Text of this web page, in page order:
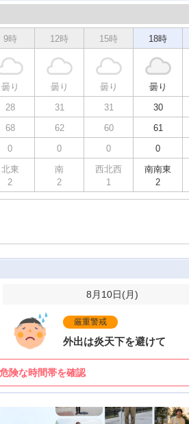
9時 12時 15時 18時
曇り 曇り 曇り 曇り
28 31 31 30
68 62 60 61
0 0 0 0
北東
2
南
2
西北西
1
南南東
2
8月10日(月)
厳重警戒
外出は炎天下を避けて
険な時間帯を確認